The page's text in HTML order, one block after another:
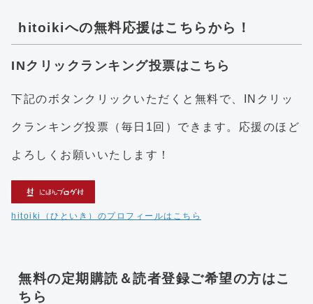
hitoikiへの無料応援はこちらから！
INクリックランキング投票はこちら
下記のボタンクリックいただくと無料で、INクリッ
クランキング投票（毎日1回）できます。応援のほど
よろしくお願いいたします！
hitoiki（ひといき）のプロフィールはこちら
無料の定期購読＆読者登録ご希望の方はこ
ちら